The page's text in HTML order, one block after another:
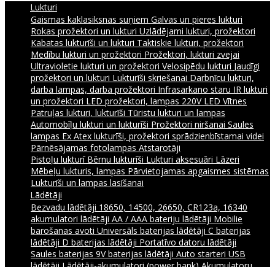
Lukturi
Gaismas kaklasiksnas suņiem Galvas un pieres lukturi
Rokas prožektori un lukturi Uzlādējami lukturi, prožektori
Kabatas lukturīši un lukturi Taktiskie lukturi, prožektori
Medību lukturi un prožektori Prožektori, lukturi zvejai
Ultravioletie lukturi un prožektori Velosipēdu lukturi Jaudīgi
prožektori un lukturi Lukturīši skriešanai Darbnīcu lukturi,
darba lampas, darba prožektori Infrasarkano staru IR lukturi
un prožektori LED prožektori, lampas 220V LED Vītnes
Patruļas lukturi, lukturīši Tūristu lukturi un lampas
Automobīļu lukturi un lukturīši Prožektori niršanai Saules
lampas Ex Atex lukturīši, prožektori sprādzienbīstamai videi
Pārnēsājamas fotolampas Atstarotāji
Pistoļu lukturī Bērnu lukturīši Lukturi aksesuāri Lāzeri
Mēbeļu lukturis, lampas Pārvietojamas apgaismes sistēmas
Lukturīši un lampas lasīšanai
Lādētāji
Bezvadu lādētāji 18650, 14500, 26650, CR123a, 16340
akumulatori lādētāji AA / AAA bateriju lādētāji Mobilie
barošanas avoti Universāls baterijas lādētāji C baterijas
lādētāji D baterijas lādētāji Portatīvo datoru lādētāji
Saules baterijas 9V baterijas lādētāji Auto starteri USB